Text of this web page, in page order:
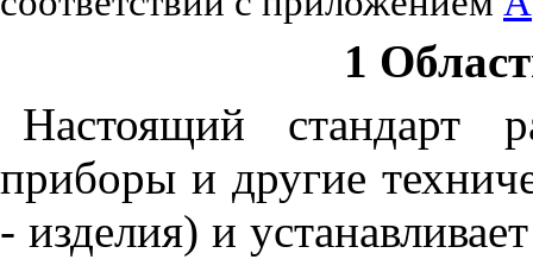
1
Настоящий стандарт
приборы и другие
- изделия) и